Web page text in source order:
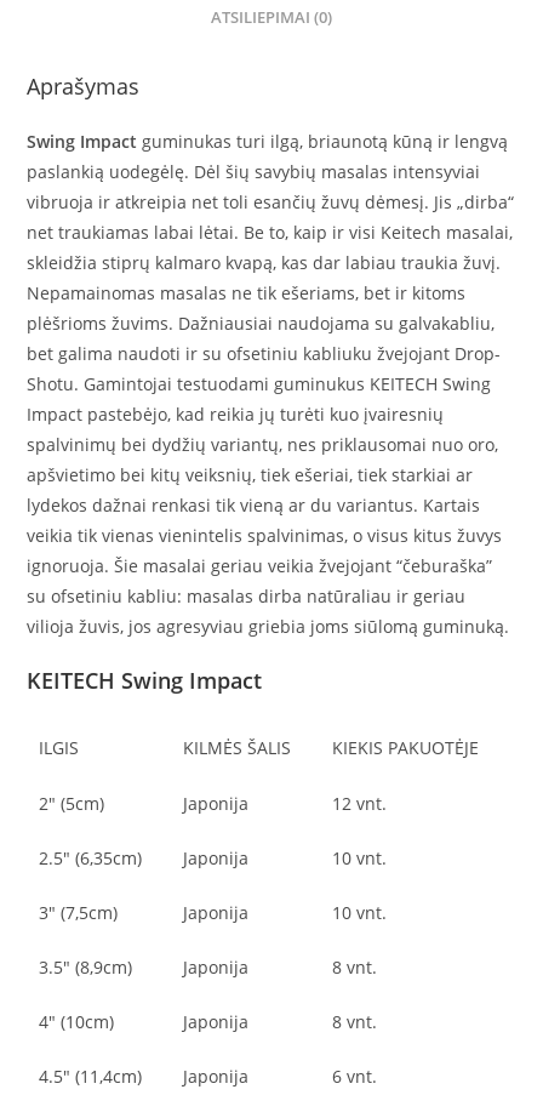
ATSILIEPIMAI (0)
Aprašymas
Swing Impact guminukas turi ilgą, briaunotą kūną ir lengvą
paslankią uodegėlę. Dėl šių savybių masalas intensyviai
vibruoja ir atkreipia net toli esančių žuvų dėmesį. Jis „dirba“
net traukiamas labai lėtai. Be to, kaip ir visi Keitech masalai,
skleidžia stiprų kalmaro kvapą, kas dar labiau traukia žuvį.
Nepamainomas masalas ne tik ešeriams, bet ir kitoms
plėšrioms žuvims. Dažniausiai naudojama su galvakabliu,
bet galima naudoti ir su ofsetiniu kabliuku žvejojant Drop-
Shotu. Gamintojai testuodami guminukus KEITECH Swing
Impact pastebėjo, kad reikia jų turėti kuo įvairesnių
spalvinimų bei dydžių variantų, nes priklausomai nuo oro,
apšvietimo bei kitų veiksnių, tiek ešeriai, tiek starkiai ar
lydekos dažnai renkasi tik vieną ar du variantus. Kartais
veikia tik vienas vienintelis spalvinimas, o visus kitus žuvys
ignoruoja. Šie masalai geriau veikia žvejojant “čeburaška”
su ofsetiniu kabliu: masalas dirba natūraliau ir geriau
vilioja žuvis, jos agresyviau griebia joms siūlomą guminuką.
KEITECH Swing Impact
ILGIS KILMĖS ŠALIS KIEKIS PAKUOTĖJE
2″ (5cm)
2.5″ (6,35cm)
3″ (7,5cm)
3.5″ (8,9cm)
4″ (10cm)
4.5″ (11,4cm)
Japonija
Japonija
Japonija
Japonija
Japonija
Japonija
12 vnt.
10 vnt.
10 vnt.
8 vnt.
8 vnt.
6 vnt.